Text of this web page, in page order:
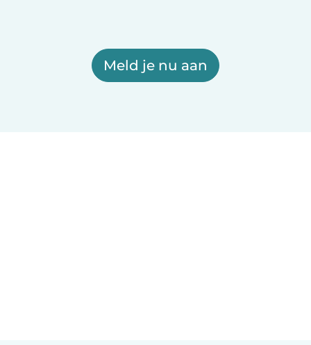
Meld je nu aan